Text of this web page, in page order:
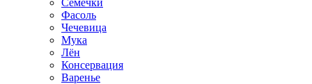
Фасоль
Чечевица
Мука
Лён
Консервация
Варенье